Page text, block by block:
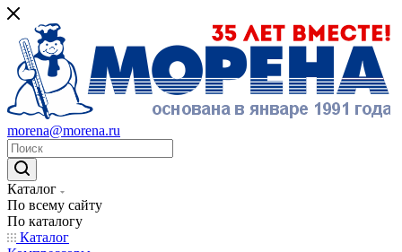
morena@morena.ru
Каталог
По всему сайту
По каталогу
Каталог